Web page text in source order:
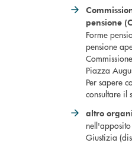
pensione
Forme
pensione
Piazza
Per sapere
consultare il
altro
Giustizia